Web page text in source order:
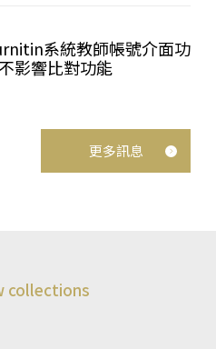
系統教師帳號介面功
影響比對功能
更多訊息
collections